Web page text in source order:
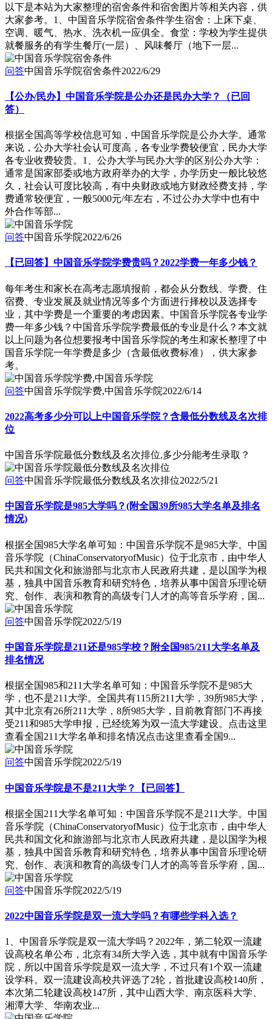
以下是本站为大家整理的宿舍条件和宿舍图片等相关内容，供
大家参考。1、中国音乐学院宿舍条件学生宿舍：上床下桌、
空调、暖气、热水、洗衣机一应俱全。食堂：学校为学生提供
就餐服务的有学生餐厅(一层）、风味餐厅（地下一层...
问答中国音乐学院宿舍条件2022/6/29
【公办/民办】中国音乐学院是公办还是民办大学？（已回
答）
根据全国高等学校信息可知，中国音乐学院是公办大学。通常
来说，公办大学社会认可度高，各专业学费较便宜，民办大学
各专业收费较贵。1、公办大学与民办大学的区别公办大学：
通常是国家部委或地方政府举办的大学，办学历史一般比较悠
久，社会认可度比较高，有中央财政或地方财政经费支持，学
费通常较便宜，一般5000元/年左右，不过公办大学中也有中
外合作等部...
问答中国音乐学院2022/6/26
【已回答】中国音乐学院学费贵吗？2022学费一年多少钱？
每年考生和家长在高考志愿填报前，都会从分数线、学费、住
宿费、专业发展及就业情况等多个方面进行择校以及选择专
业，其中学费是一个重要的考虑因素。中国音乐学院各专业学
费一年多少钱？中国音乐学院学费最低的专业是什么？本文就
以上问题为各位想要报考中国音乐学院的考生和家长整理了中
国音乐学院一年学费是多少（含最低收费标准），供大家参
考。
问答中国音乐学院学费,中国音乐学院2022/6/14
2022高考多少分可以上中国音乐学院？含最低分数线及名次排
位
中国音乐学院最低分数线及名次排位,多少分能考生录取？
问答中国音乐学院最低分数线及名次排位2022/5/21
中国音乐学院是985大学吗？(附全国39所985大学名单及排名
情况)
根据全国985大学名单可知：中国音乐学院不是985大学。中国
音乐学院（ChinaConservatoryofMusic）位于北京市，由中华人
民共和国文化和旅游部与北京市人民政府共建，是以国学为根
基，独具中国音乐教育和研究特色，培养从事中国音乐理论研
究、创作、表演和教育的高级专门人才的高等音乐学府，国...
问答中国音乐学院2022/5/19
中国音乐学院是211还是985学校？附全国985/211大学名单及
排名情况
根据全国985和211大学名单可知：中国音乐学院不是985大
学，也不是211大学。全国共有115所211大学，39所985大学，
其中北京有26所211大学，8所985大学，目前教育部门不再接
受211和985大学申报，已经统筹为双一流大学建设。点击这里
查看全国211大学名单和排名情况点击这里查看全国9...
问答中国音乐学院2022/5/19
中国音乐学院是不是211大学？【已回答】
根据全国211大学名单可知：中国音乐学院不是211大学。中国
音乐学院（ChinaConservatoryofMusic）位于北京市，由中华人
民共和国文化和旅游部与北京市人民政府共建，是以国学为根
基，独具中国音乐教育和研究特色，培养从事中国音乐理论研
究、创作、表演和教育的高级专门人才的高等音乐学府，国...
问答中国音乐学院2022/5/19
2022中国音乐学院是双一流大学吗？有哪些学科入选？
1、中国音乐学院是双一流大学吗？2022年，第二轮双一流建
设高校名单公布，北京有34所大学入选，其中就有中国音乐学
院，所以中国音乐学院是双一流大学，不过只有1个双一流建
设学科。双一流建设高校共评选了2轮，首批建设高校140所，
本次第二轮建设高校147所，其中山西大学、南京医科大学、
湘潭大学、华南农业...